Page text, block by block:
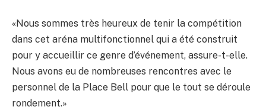
«Nous sommes très heureux de tenir la compétition
dans cet aréna multifonctionnel qui a été construit
pour y accueillir ce genre d’événement, assure-t-elle.
Nous avons eu de nombreuses rencontres avec le
personnel de la Place Bell pour que le tout se déroule
rondement.»